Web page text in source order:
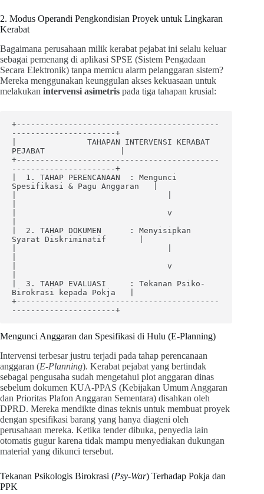
2. Modus Operandi Pengkondisian Proyek untuk Lingkaran
Kerabat
Bagaimana perusahaan milik kerabat pejabat ini selalu keluar
sebagai pemenang di aplikasi SPSE (Sistem Pengadaan
Secara Elektronik) tanpa memicu alarm pelanggaran sistem?
Mereka menggunakan keunggulan akses kekuasaan untuk
melakukan intervensi asimetris pada tiga tahapan krusial:
+-------------------------------------------
----------------------+
|               TAHAPAN INTERVENSI KERABAT
PEJABAT                |
+-------------------------------------------
----------------------+
|  1. TAHAP PERENCANAAN  : Mengunci
Spesifikasi & Pagu Anggaran   |
|                                v
|  2. TAHAP DOKUMEN      : Menyisipkan
Syarat Diskriminatif       |
|                                v
|  3. TAHAP EVALUASI     : Tekanan Psiko-
Birokrasi kepada Pokja   |
+-------------------------------------------
Mengunci Anggaran dan Spesifikasi di Hulu (E-Planning)
Intervensi terbesar justru terjadi pada tahap perencanaan
anggaran (E-Planning). Kerabat pejabat yang bertindak
sebagai pengusaha sudah mengetahui plot anggaran dinas
sebelum dokumen KUA-PPAS (Kebijakan Umum Anggaran
dan Prioritas Plafon Anggaran Sementara) disahkan oleh
DPRD. Mereka mendikte dinas teknis untuk membuat proyek
dengan spesifikasi barang yang hanya diageni oleh
perusahaan mereka. Ketika tender dibuka, penyedia lain
otomatis gugur karena tidak mampu menyediakan dukungan
material yang dikunci tersebut.
Tekanan Psikologis Birokrasi (Psy-War) Terhadap Pokja dan
PPK